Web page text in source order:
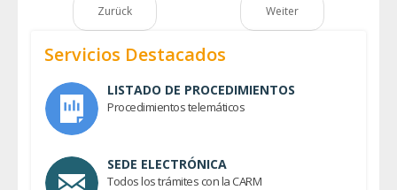
Zurück Weiter
Servicios Destacados
LISTADO DE PROCEDIMIENTOS
Procedimientos telemáticos
SEDE ELECTRÓNICA
Todos los trámites con la CARM